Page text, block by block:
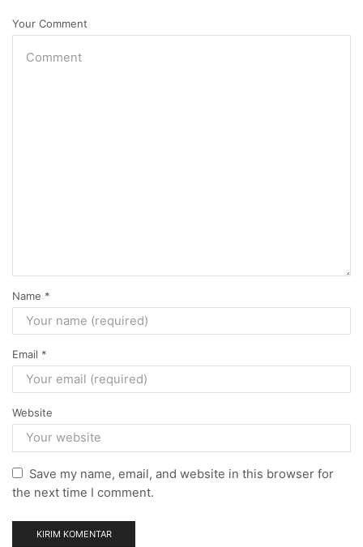
Your Comment
Name *
Email *
Website
Save my name, email, and website in this browser for
the next time I comment.